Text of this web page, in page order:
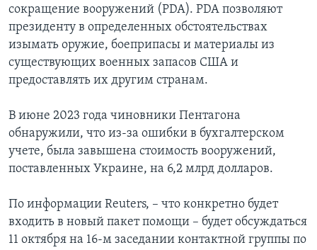
сокращение вооружений (PDA). PDA позволяют
президенту в определенных обстоятельствах
изымать оружие, боеприпасы и материалы из
существующих военных запасов США и
предоставлять их другим странам.
В июне 2023 года чиновники Пентагона
обнаружили, что из-за ошибки в бухгалтерском
учете, была завышена стоимость вооружений,
поставленных Украине, на 6,2 млрд долларов.
По информации Reuters, – что конкретно будет
входить в новый пакет помощи – будет обсуждаться
11 октября на 16-м заседании контактной группы по